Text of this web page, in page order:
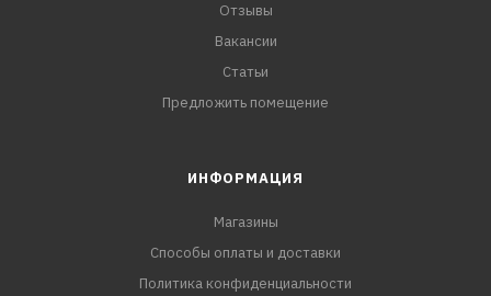
Отзывы
Вакансии
Статьи
Предложить помещение
ИНФОРМАЦИЯ
Магазины
Способы оплаты и доставки
Политика конфиденциальности